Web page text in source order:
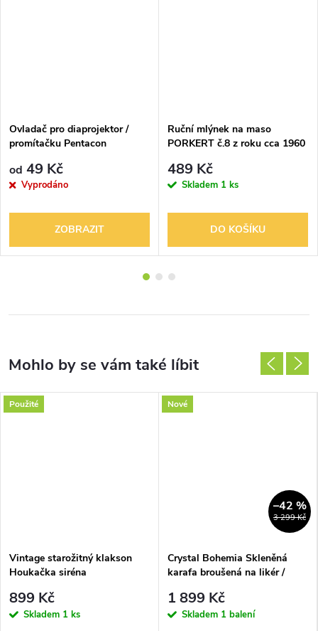
Ovladač pro diaprojektor /
promítačku Pentacon
od 49 Kč
Vyprodáno
ZOBRAZIT
Ruční mlýnek na maso
PORKERT č.8 z roku cca 1960
489 Kč
Skladem 1 ks
DO KOŠÍKU
Použité
Vintage starožitný klakson
Houkačka siréna
899 Kč
Skladem 1 ks
Nové
3 299 Kč
–42 %
Crystal Bohemia Skleněná
karafa broušená na likér /
1 899 Kč
Skladem 1 balení